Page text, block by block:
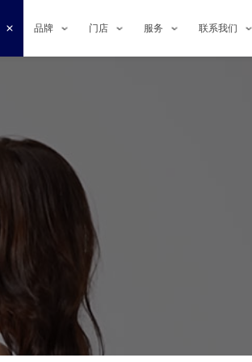
品牌 门店 服务 联系我们